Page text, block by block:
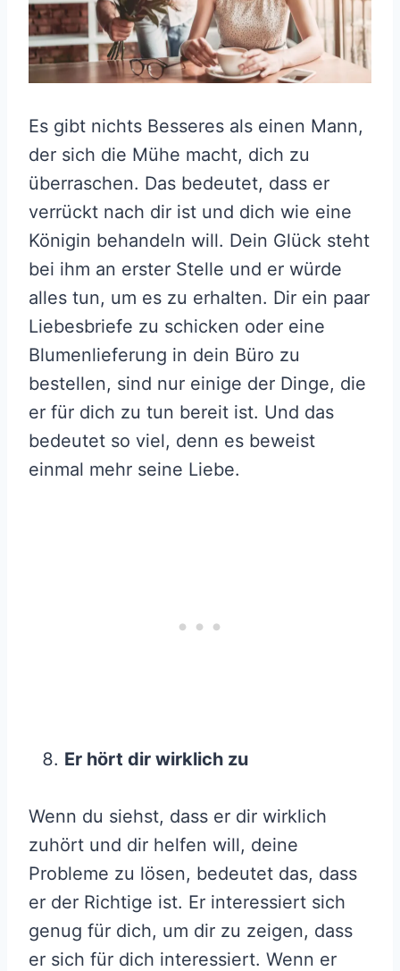
Es gibt nichts Besseres als einen Mann,
der sich die Mühe macht, dich zu
überraschen. Das bedeutet, dass er
verrückt nach dir ist und dich wie eine
Königin behandeln will. Dein Glück steht
bei ihm an erster Stelle und er würde
alles tun, um es zu erhalten. Dir ein paar
Liebesbriefe zu schicken oder eine
Blumenlieferung in dein Büro zu
bestellen, sind nur einige der Dinge, die
er für dich zu tun bereit ist. Und das
bedeutet so viel, denn es beweist
einmal mehr seine Liebe.
Er hört dir wirklich zu
Wenn du siehst, dass er dir wirklich
zuhört und dir helfen will, deine
Probleme zu lösen, bedeutet das, dass
er der Richtige ist. Er interessiert sich
genug für dich, um dir zu zeigen, dass
er sich für dich interessiert. Wenn er